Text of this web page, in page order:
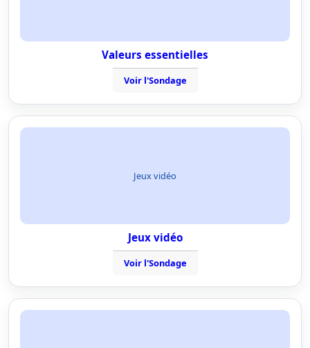
Valeurs essentielles
Voir l'Sondage
Jeux vidéo
Jeux vidéo
Voir l'Sondage